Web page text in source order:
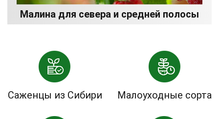
Малина для севера и средней полосы
Саженцы из Сибири Малоуходные сорта